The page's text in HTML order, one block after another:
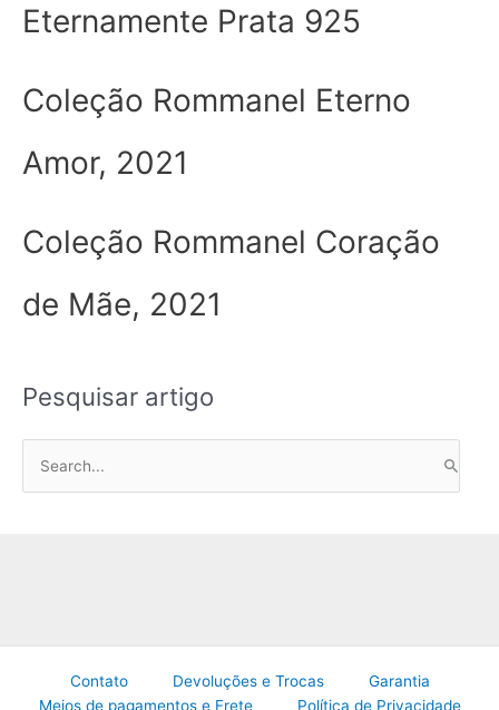
Eternamente Prata 925
Coleção Rommanel Eterno
Amor, 2021
Coleção Rommanel Coração
de Mãe, 2021
Pesquisar artigo
Contato Devoluções e Trocas
Garantia
Meios de pagamentos e Frete
Política de Privacidade